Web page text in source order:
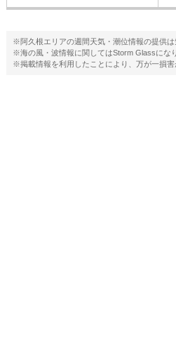
※阿久根エリアの週間天気・潮位情報の提供は
※海の風・波情報に関してはStorm Glassにな
※掲載情報を利用したことにより、万が一損害